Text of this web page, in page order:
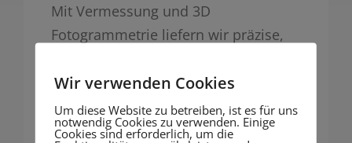
Mit Vermessung und 3D
Fotogrammetrie liefern wir präzise,
Behörden oder Bauakte – digital und
zukunftssicher.
Wir verwenden Cookies
Um diese Website zu betreiben, ist es für uns
notwendig Cookies zu verwenden. Einige
Cookies sind erforderlich, um die